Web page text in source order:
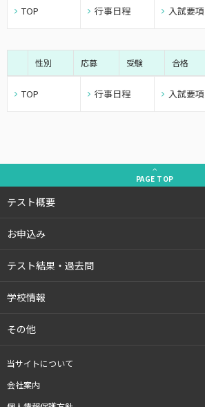
TOP 行事日程 入試要項
性別 応募 受験 合格
TOP 行事日程 入試要項
PAGE TOP
テスト概要
お申込み
テスト結果・過去問
学校情報
その他
当サイトについて
会社案内